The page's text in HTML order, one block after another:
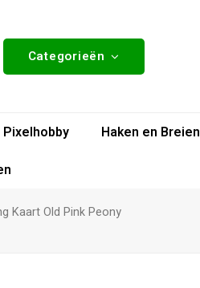
Categorieën
Pixelhobby Haken en Breien
Kaart Old Pink Peony